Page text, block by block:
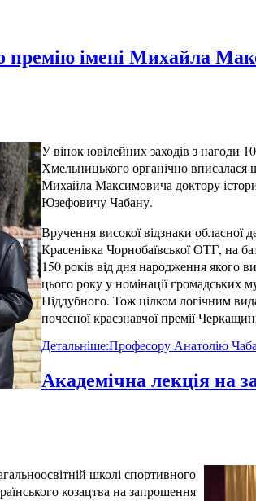
премію імені Михайла
У вінок ювілейних заходів з нагоди
Хмельницького органічно вписалася
Михайла Максимовича доктору
Юзефовичу Чабану.
Вручення високої відзнаки обласної
Красенівка Чорнобаївської ОТГ, на
150 років від дня народження якого
цього року у номінації громадських
Піддубного. Тож цілком логічним
почесної краєзнавчої премії
Детальніше:Професору Анатолію
Академічна лекція на
школі спортивного
козацтва на запрошення